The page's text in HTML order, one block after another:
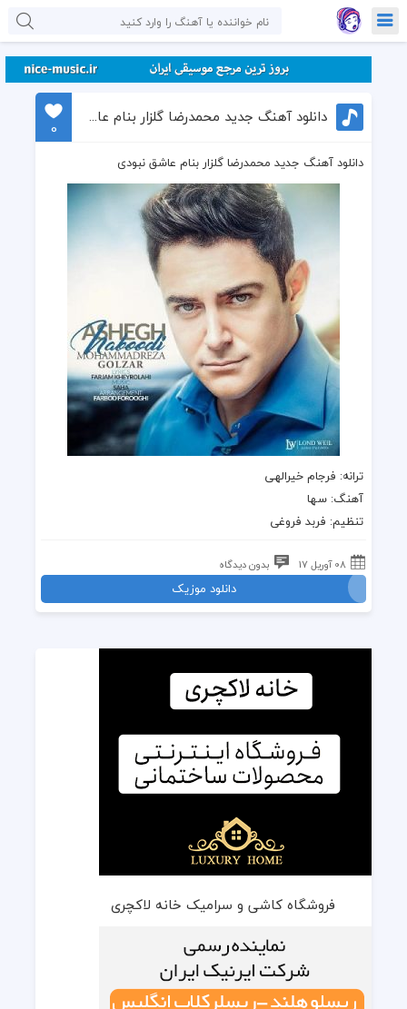
دانلود آهنگ جدید محمدرضا گلزار بنام عاشق نبودی
0
دانلود آهنگ جدید محمدرضا گلزار بنام عاشق نبودی
ترانه: فرجام خیرالهی
آهنگ: سها
تنظیم: فربد فروغی
08 آوریل 17 بدون دیدگاه
دانلود موزیک
فروشگاه کاشی و سرامیک خانه لاکچری